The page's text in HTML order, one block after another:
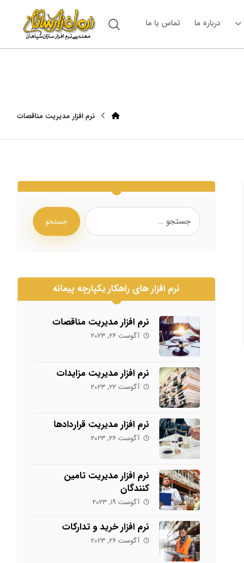
درباره ما تماس با ما
نرم افزار مدیریت مناقصات
جستجو
نرم افزار های راهکار یکپارچه پیمانه
نرم افزار مدیریت مناقصات
آگوست ۲۶, ۲۰۲۳
نرم افزار مدیریت مزایدات
آگوست ۲۲, ۲۰۲۳
نرم افزار مدیریت قراردادها
آگوست ۲۶, ۲۰۲۳
نرم افزار مدیریت تامین
کنندگان
آگوست ۱۹, ۲۰۲۳
نرم افزار خرید و تدارکات
آگوست ۲۶, ۲۰۲۳